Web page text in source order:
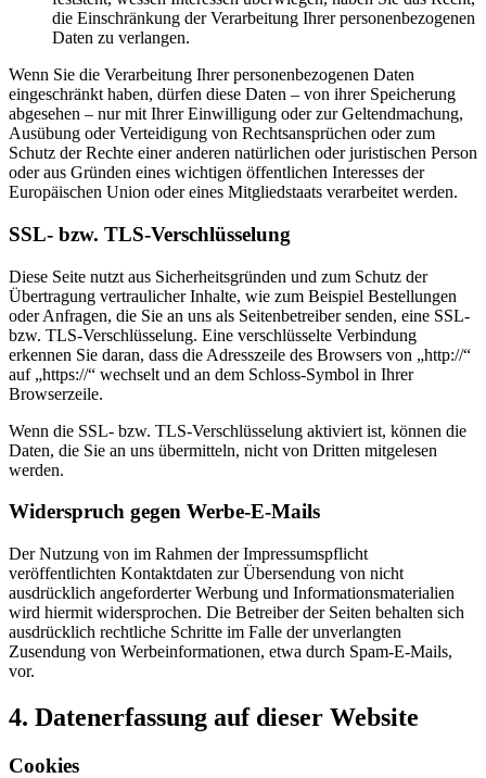
die Einschränkung der Verarbeitung Ihrer personenbezogenen
Daten zu verlangen.
Wenn Sie die Verarbeitung Ihrer personenbezogenen Daten
eingeschränkt haben, dürfen diese Daten – von ihrer Speicherung
abgesehen – nur mit Ihrer Einwilligung oder zur Geltendmachung,
Ausübung oder Verteidigung von Rechtsansprüchen oder zum
Schutz der Rechte einer anderen natürlichen oder juristischen Person
oder aus Gründen eines wichtigen öffentlichen Interesses der
Europäischen Union oder eines Mitgliedstaats verarbeitet werden.
SSL- bzw. TLS-Verschlüsselung
Diese Seite nutzt aus Sicherheitsgründen und zum Schutz der
Übertragung vertraulicher Inhalte, wie zum Beispiel Bestellungen
oder Anfragen, die Sie an uns als Seitenbetreiber senden, eine SSL-
bzw. TLS-Verschlüsselung. Eine verschlüsselte Verbindung
erkennen Sie daran, dass die Adresszeile des Browsers von „http://“
auf „https://“ wechselt und an dem Schloss-Symbol in Ihrer
Browserzeile.
Wenn die SSL- bzw. TLS-Verschlüsselung aktiviert ist, können die
Daten, die Sie an uns übermitteln, nicht von Dritten mitgelesen
werden.
Widerspruch gegen Werbe-E-Mails
Der Nutzung von im Rahmen der Impressumspflicht
veröffentlichten Kontaktdaten zur Übersendung von nicht
ausdrücklich angeforderter Werbung und Informationsmaterialien
wird hiermit widersprochen. Die Betreiber der Seiten behalten sich
ausdrücklich rechtliche Schritte im Falle der unverlangten
Zusendung von Werbeinformationen, etwa durch Spam-E-Mails,
vor.
4. Datenerfassung auf dieser Website
Cookies